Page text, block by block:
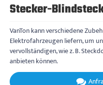
Stecker-
VanTon kann verschiedene
Elektrofahrzeugen liefern, um
vervollständigen, wie z. B.
anbieten können.